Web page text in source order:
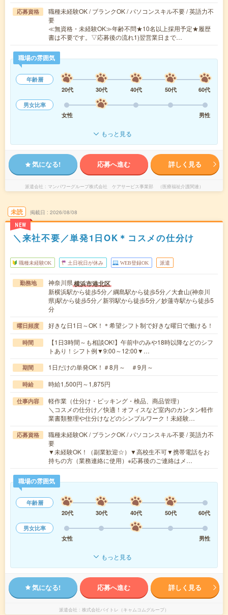
応募資格
職種未経験OK / ブランクOK / パソコンスキル不要 / 英語力不
要
≪無資格・未経験OK≫年齢不問★10名以上採用予定★履歴
書は不要です。▽応募後の流れ1)翌営業日まで…
職場の雰囲気
年齢層
20代
30代 40代 50代
60代
男女比率
女性
男性
もっと見る
気になる! 応募へ進む 詳しく見る
派遣会社 マンパワーグループ株式会社 ケアサービス事業部 （医療福祉介護関連）
未読
NEW
掲載日 2026/08/08
＼来社不要／単発1日OK＊コスメの仕分け
職種未経験OK 土日祝日が休み WEB登録OK 派遣
勤務地 神奈川県横浜市港北区
新横浜駅から徒歩5分／綱島駅から徒歩5分／大倉山(神奈川
県)駅から徒歩5分／新羽駅から徒歩5分／妙蓮寺駅から徒歩5
分
曜日頻度 好きな日1日～OK！＊希望シフト制で好きな曜日で働ける！
時間
【1日3時間～も相談OK!】午前中のみや18時以降などのシフ
トあり！シフト例▼9:00～12:00▼…
期間 1日だけの単発OK！＃8月～ ＃9月～
時給 時給1,500円～1,875円
仕事内容
軽作業（仕分け・ピッキング・検品、商品管理）
＼コスメの仕分け／快適！オフィスなど室内のカンタン軽作
業書類整理や仕分けなどのシンプルワーク！未経験…
応募資格
職種未経験OK / ブランクOK / パソコンスキル不要 / 英語力不
要
▼未経験OK！（副業歓迎☆）▼高校生不可▼携帯電話をお
持ちの方（業務連絡に使用）※応募後のご連絡はメ…
職場の雰囲気
年齢層
20代
30代 40代 50代
60代
男女比率
女性
男性
もっと見る
気になる! 応募へ進む 詳しく見る
派遣会社 株式会社バイトレ（キャムコムグループ）